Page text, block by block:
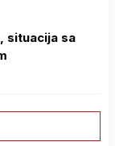
situacija sa